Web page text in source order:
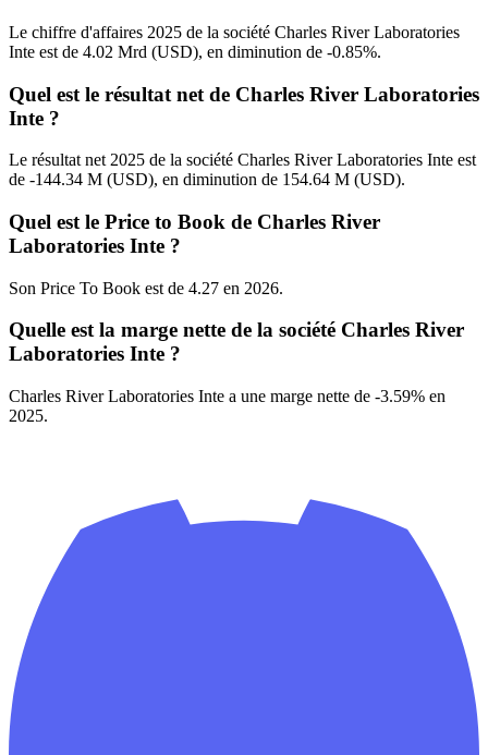
Le chiffre d'affaires 2025 de la société Charles River Laboratories
Inte est de 4.02 Mrd (USD), en diminution de -0.85%.
Quel est le résultat net de Charles River Laboratories
Inte ?
Le résultat net 2025 de la société Charles River Laboratories Inte est
de -144.34 M (USD), en diminution de 154.64 M (USD).
Quel est le Price to Book de Charles River
Laboratories Inte ?
Son Price To Book est de 4.27 en 2026.
Quelle est la marge nette de la société Charles River
Laboratories Inte ?
Charles River Laboratories Inte a une marge nette de -3.59% en
2025.